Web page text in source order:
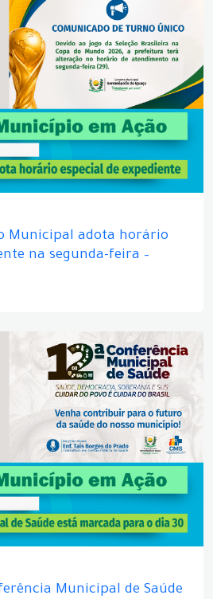
Municipal adota horário
na segunda-feira –
Municipal de Saúde